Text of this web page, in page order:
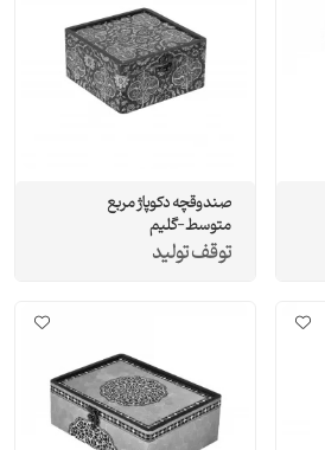
صندوقچه دکوپاژ مربع
متوسط-گلیم
توقف تولید